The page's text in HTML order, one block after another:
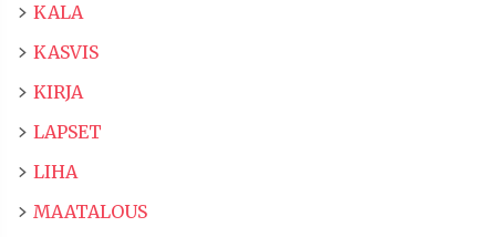
KALA
KASVIS
KIRJA
LAPSET
LIHA
MAATALOUS